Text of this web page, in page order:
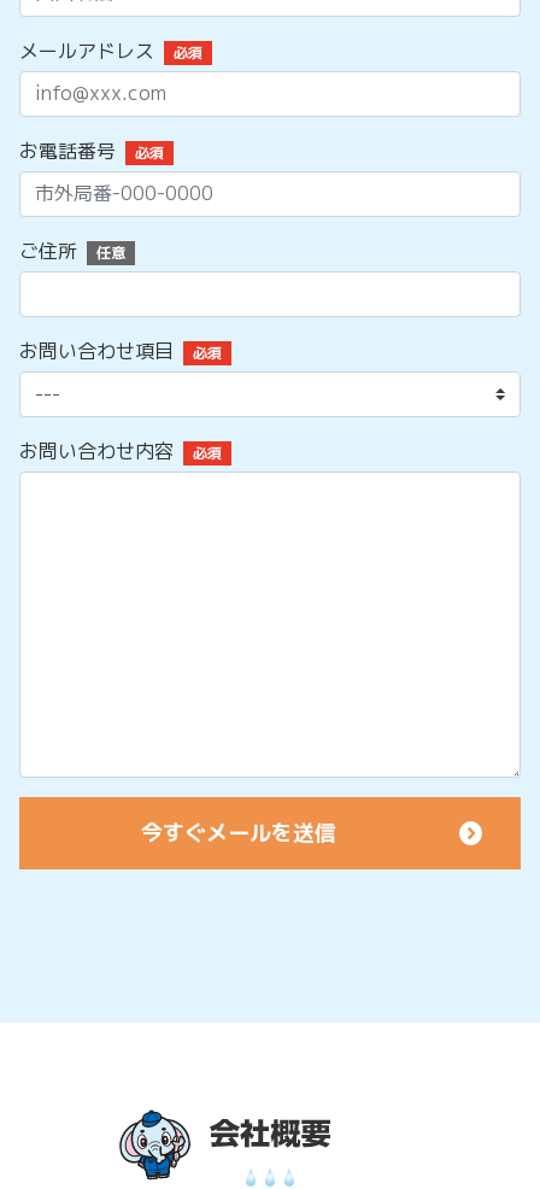
メールアドレス 必須
お電話番号 必須
ご住所 任意
お問い合わせ項目 必須
お問い合わせ内容 必須